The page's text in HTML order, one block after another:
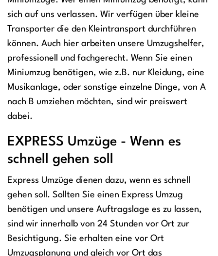
sich auf uns verlassen. Wir verfügen über kleine
Transporter die den Kleintransport durchführen
können. Auch hier arbeiten unsere Umzugshelfer,
professionell und fachgerecht. Wenn Sie einen
Miniumzug benötigen, wie z.B. nur Kleidung, eine
Musikanlage, oder sonstige einzelne Dinge, von A
nach B umziehen möchten, sind wir preiswert
dabei.
EXPRESS Umzüge - Wenn es
schnell gehen soll
Express Umzüge dienen dazu, wenn es schnell
gehen soll. Sollten Sie einen Express Umzug
benötigen und unsere Auftragslage es zu lassen,
sind wir innerhalb von 24 Stunden vor Ort zur
Besichtigung. Sie erhalten eine vor Ort
Umzugsplanung und gleich vor Ort das